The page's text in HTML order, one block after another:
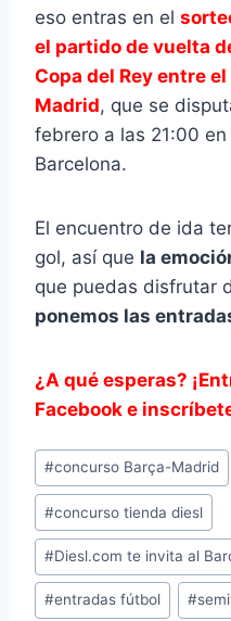
eso entras en el
el partido de vuelta
Copa del Rey entre
Madrid, que se
febrero a las 21:00
Barcelona.
El encuentro de ida
gol, así que la
que puedas disfrutar
ponemos las
¿A qué esperas?
Facebook e
Etiquetas
de
la
entrada:
#concurso Barça-Madrid
#concurso tienda diesl
#Diesl.com te invita al
#entradas fútbol #